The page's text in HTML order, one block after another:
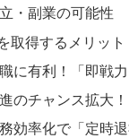
・副業の可能性
取得するメリット
に有利！「即戦
のチャンス拡大
効率化で「定時